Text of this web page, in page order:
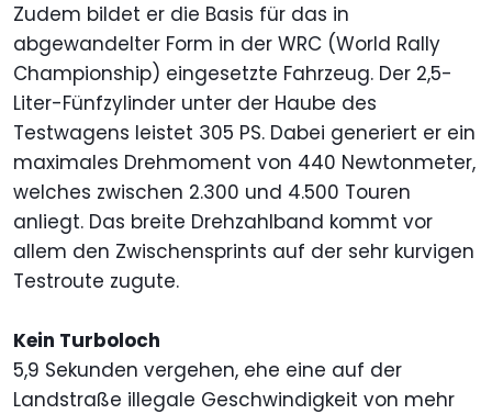
Zudem bildet er die Basis für das in
abgewandelter Form in der WRC (World Rally
Championship) eingesetzte Fahrzeug. Der 2,5-
Liter-Fünfzylinder unter der Haube des
Testwagens leistet 305 PS. Dabei generiert er ein
maximales Drehmoment von 440 Newtonmeter,
welches zwischen 2.300 und 4.500 Touren
anliegt. Das breite Drehzahlband kommt vor
allem den Zwischensprints auf der sehr kurvigen
Testroute zugute.
Kein Turboloch
5,9 Sekunden vergehen, ehe eine auf der
Landstraße illegale Geschwindigkeit von mehr